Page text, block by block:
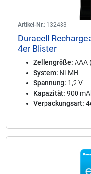
Artikel-Nr.: 132483
Duracell
4er Blister
Zellengröße: AAA
System: Ni-MH
Spannung: 1,2 V
Kapazität: 900
Verpackungsart: